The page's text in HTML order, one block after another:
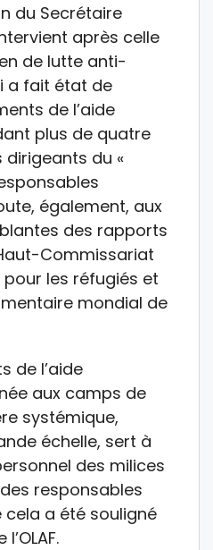
du Secrétaire
après celle
de lutte anti-
a fait état de
de l’aide
plus de quatre
dirigeants du «
également, aux
des rapports
Commissariat
pour les réfugiés et
mondial de
de l’aide
aux camps de
systémique,
échelle, sert à
des milices
responsables
a été souligné